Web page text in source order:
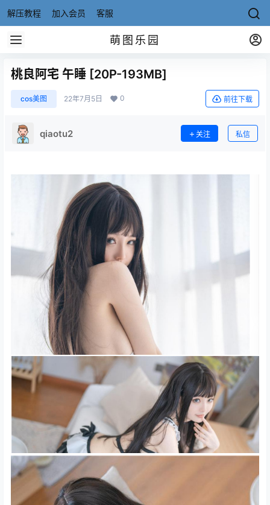
解压教程 加入会员 客服
萌图乐园
桃良阿宅 午睡 [20P-193MB]
cos美图 22年7月5日 0 前往下载
qiaotu2 关注 私信